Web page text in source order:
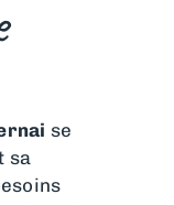
se
sa